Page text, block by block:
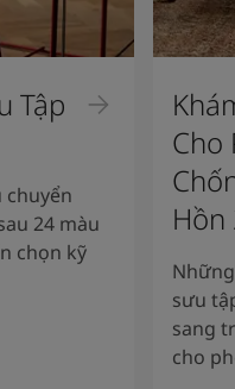
Tập
chuyển
24 màu
chọn kỹ
Cho
sưu
sang
cho